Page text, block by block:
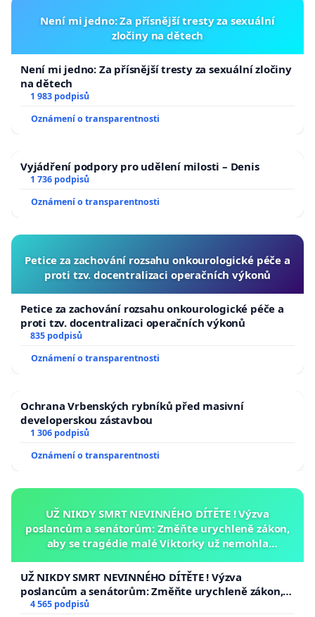
Není mi jedno: Za přísnější tresty za sexuální
zločiny na dětech
Není mi jedno: Za přísnější tresty za sexuální zločiny
na dětech
1 983 podpisů
Oznámení o transparentnosti
Vyjádření podpory pro udělení milosti – Denis
1 736 podpisů
Oznámení o transparentnosti
Petice za zachování rozsahu onkourologické péče a
proti tzv. docentralizaci operačních výkonů
Petice za zachování rozsahu onkourologické péče a
proti tzv. docentralizaci operačních výkonů
835 podpisů
Oznámení o transparentnosti
Ochrana Vrbenských rybníků před masivní
developerskou zástavbou
1 306 podpisů
Oznámení o transparentnosti
UŽ NIKDY SMRT NEVINNÉHO DÍTĚTE ! Výzva
poslancům a senátorům: Změňte urychleně zákon,
aby se tragédie malé Viktorky už nemohla
UŽ NIKDY SMRT NEVINNÉHO DÍTĚTE ! Výzva
poslancům a senátorům: Změňte urychleně zákon,
aby se tragédie malé Viktorky už nemohla opakovat!
4 565 podpisů